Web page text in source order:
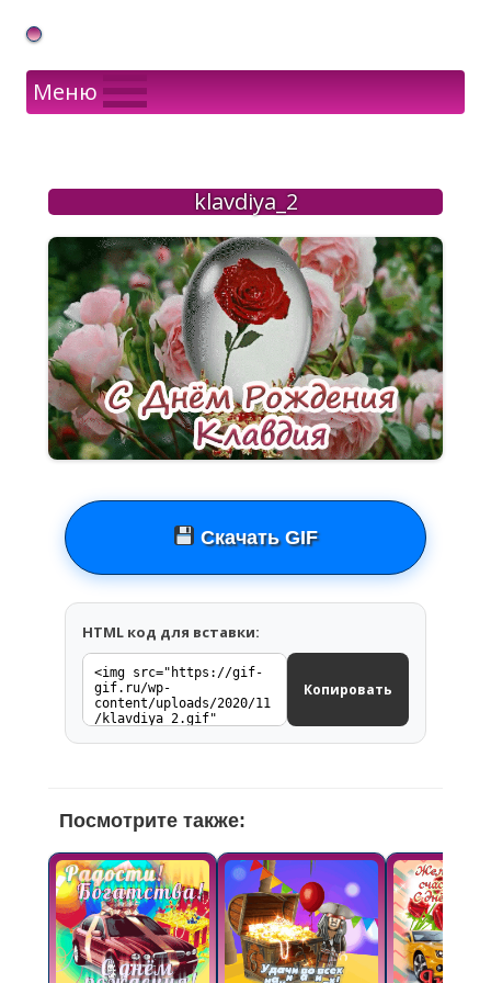
Gif Открытки в подарок
Меню
klavdiya_2
Скачать GIF
HTML код для вставки:
Копировать
Посмотрите также: